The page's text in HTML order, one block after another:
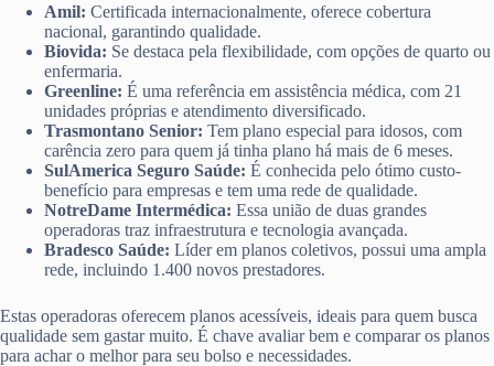
Amil: Certificada internacionalmente, oferece cobertura
nacional, garantindo qualidade.
Biovida: Se destaca pela flexibilidade, com opções de quarto ou
enfermaria.
Greenline: É uma referência em assistência médica, com 21
unidades próprias e atendimento diversificado.
Trasmontano Senior: Tem plano especial para idosos, com
carência zero para quem já tinha plano há mais de 6 meses.
SulAmerica Seguro Saúde: É conhecida pelo ótimo custo-
benefício para empresas e tem uma rede de qualidade.
NotreDame Intermédica: Essa união de duas grandes
operadoras traz infraestrutura e tecnologia avançada.
Bradesco Saúde: Líder em planos coletivos, possui uma ampla
rede, incluindo 1.400 novos prestadores.
Estas operadoras oferecem planos acessíveis, ideais para quem busca
qualidade sem gastar muito. É chave avaliar bem e comparar os planos
para achar o melhor para seu bolso e necessidades.